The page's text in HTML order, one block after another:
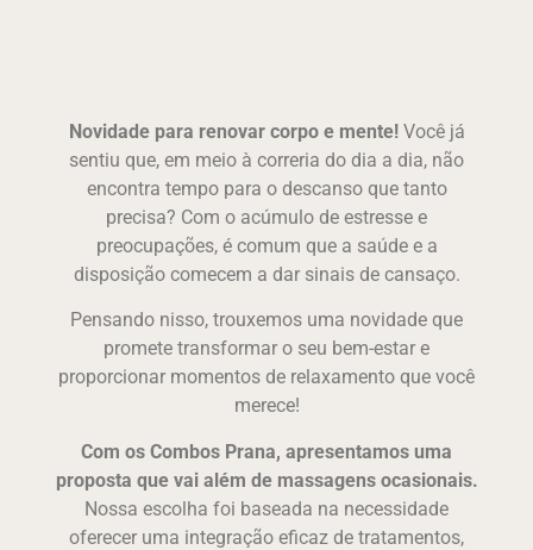
Novidade para renovar corpo e mente!Você já
sentiu que, em meio à correria do dia a dia, não
encontra tempo para o descanso que tanto
precisa? Com o acúmulo de estresse e
preocupações, é comum que a saúde e a
disposição comecem a dar sinais de cansaço.
Pensando nisso, trouxemos uma novidade que
promete transformar o seu bem-estar e
proporcionar momentos de relaxamento que você
merece!
Com os Combos Prana, apresentamos uma
proposta que vai além de massagens ocasionais.
Nossa escolha foi baseada na necessidade
oferecer uma integração eficaz de tratamentos,